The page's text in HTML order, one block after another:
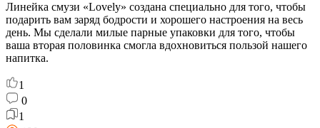
Линейка смузи «Lovely» создана специально для того, чтобы
подарить вам заряд бодрости и хорошего настроения на весь
день. Мы сделали милые парные упаковки для того, чтобы
ваша вторая половинка смогла вдохновиться пользой нашего
напитка.
1
0
1